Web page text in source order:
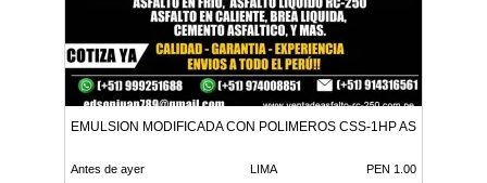
EMULSION MODIFICADA CON POLIMEROS CSS-1HP ASFALTO
Antes de ayer LIMA PEN 1.00